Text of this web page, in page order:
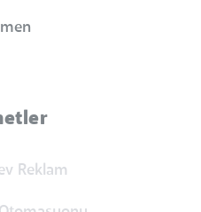
Reklam